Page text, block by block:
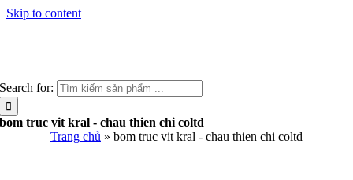
Skip to content
Search for:
bom truc vit kral - chau thien chi coltd
Trang chủ » bom truc vit kral - chau thien chi coltd